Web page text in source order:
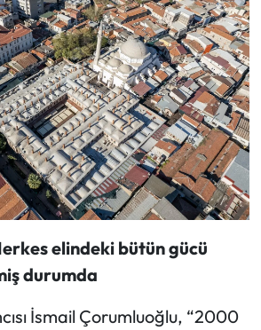
elindeki bütün gücü
durumda
İsmail Çorumluoğlu, “2000